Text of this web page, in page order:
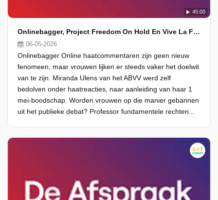
45:00
Onlinebagger, Project Freedom On Hold En Vive La Fête
06-05-2026
Onlinebagger Online haatcommentaren zijn geen nieuw
fenomeen, maar vrouwen lijken er steeds vaker het doelwit
van te zijn. Miranda Ulens van het ABVV werd zelf
bedolven onder haatreacties, naar aanleiding van haar 1
mei-boodschap. Worden vrouwen op die manier gebannen
uit het publieke debat? Professor fundamentele rechten...